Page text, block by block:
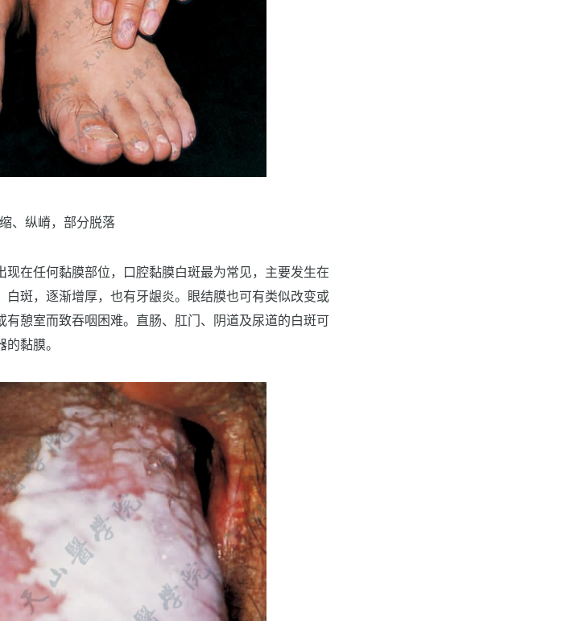
、纵嵴，部分脱落
在任何黏膜部位，口腔黏膜白斑最为常见，主要发生在
斑，逐渐增厚，也有牙龈炎。眼结膜也可有类似改变或
憩室而致吞咽困难。直肠、肛门、阴道及尿道的白斑可
黏膜。